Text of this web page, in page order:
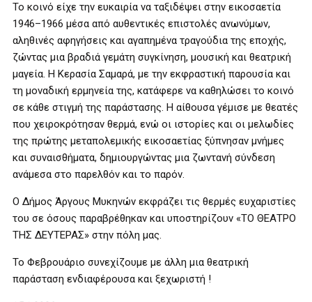
Το κοινό είχε την ευκαιρία να ταξιδέψει στην εικοσαετία
1946–1966 μέσα από αυθεντικές επιστολές ανωνύμων,
αληθινές αφηγήσεις και αγαπημένα τραγούδια της εποχής,
ζώντας μια βραδιά γεμάτη συγκίνηση, μουσική και θεατρική
μαγεία. Η Κερασία Σαμαρά, με την εκφραστική παρουσία και
τη μοναδική ερμηνεία της, κατάφερε να καθηλώσει το κοινό
σε κάθε στιγμή της παράστασης. Η αίθουσα γέμισε με θεατές
που χειροκρότησαν θερμά, ενώ οι ιστορίες και οι μελωδίες
της πρώτης μεταπολεμικής εικοσαετίας ξύπνησαν μνήμες
και συναισθήματα, δημιουργώντας μια ζωντανή σύνδεση
ανάμεσα στο παρελθόν και το παρόν.
Ο Δήμος Άργους Μυκηνών εκφράζει τις θερμές ευχαριστίες
του σε όσους παραβρέθηκαν και υποστηρίζουν «ΤΟ ΘΕΑΤΡΟ
ΤΗΣ ΔΕΥΤΕΡΑΣ» στην πόλη μας.
Το Φεβρουάριο συνεχίζουμε με άλλη μια θεατρική
παράσταση ενδιαφέρουσα και ξεχωριστή !